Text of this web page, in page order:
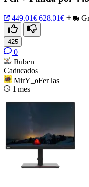
449.01€ 628.01€
425
0
Ruben
Caducados
MirY_oFerTas
1 mes